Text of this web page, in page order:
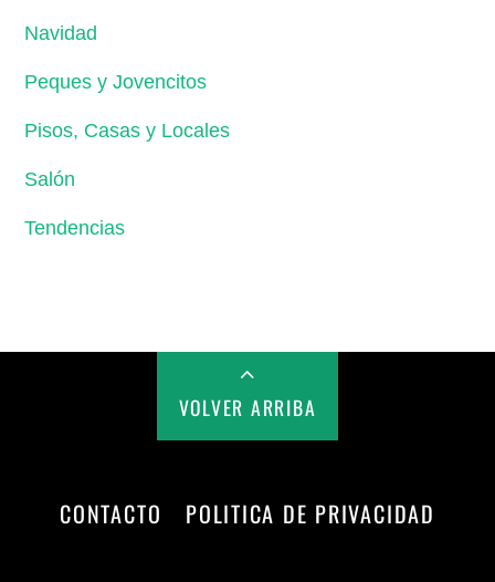
Navidad
Peques y Jovencitos
Pisos, Casas y Locales
Salón
Tendencias
VOLVER ARRIBA
CONTACTO POLITICA DE PRIVACIDAD